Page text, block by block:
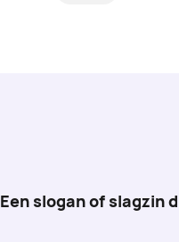
Een slogan of slagzin